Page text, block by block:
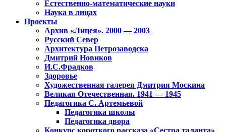
Естественно-математические науки
Наука в лицах
Проекты
Архив «Лицея». 2000 — 2003
Русский Север
Архитектура Петрозаводска
Дмитрий Новиков
И.С.Фрадков
Здоровье
Художественная галерея Дмитрия Москина
Великая Отечественная. 1941 — 1945
Педагогика С. Артемьевой
Педагогика школы
Педагогика двора